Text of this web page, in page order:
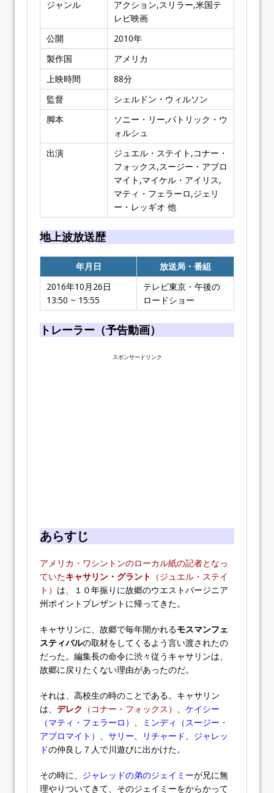
ジャンル
アクション,スリラー,米国テ
レビ映画
公開
2010年
製作国
アメリカ
上映時間
88分
監督
シェルドン・ウィルソン
脚本
ソニー・リー,パトリック・ウ
ォルシュ
出演
ジュエル・ステイト,コナー・
フォックス,スージー・アブロ
マイト,マイケル・アイリス,
マティ・フェラーロ,ジェリ
ー・レッギオ 他
地上波放送歴
年月日
放送局・番組
2016年10月26日
13:50 ~ 15:55
テレビ東京・午後の
ロードショー
トレーラー（予告動画）
スポンサードリンク
あらすじ
アメリカ・ワシントンのローカル紙の記者となっ
ていたキャサリン・グラント （ジュエル・ステイ
ト） は、１０年振りに故郷のウエストバージニア
州ポイントプレザントに帰ってきた。
キャサリンに、故郷で毎年開かれるモスマンフェ
スティバルの取材をしてくるよう言い渡されたの
だった。編集長の命令に渋々従うキャサリンは、
故郷に戻りたくない理由があったのだ。
それは、高校生の時のことである。キャサリン
は、 デレク （コナー・フォックス） 、 ケイシー
（マティ・フェラーロ） 、
ミンディ（スージー・
アブロマイト） 、 サリー、 リチャード、 ジャレッ
ドの仲良し７人で川遊びに出かけた。
その時に、 ジャレッドの弟のジェイミーが兄に無
理やりついてきて、そのジェイミーをからかって